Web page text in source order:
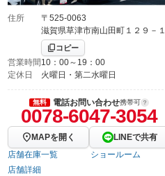
住所
〒525-0063
滋賀県草津市南山田町１２９－１
コピー
営業時間 10：00～19：00
定休日
火曜日・第二水曜日
無料 電話お問い合わせ携帯可
0078-6047-3054
MAPを開く
LINEで共有
店舗在庫一覧
ショールーム
店舗詳細